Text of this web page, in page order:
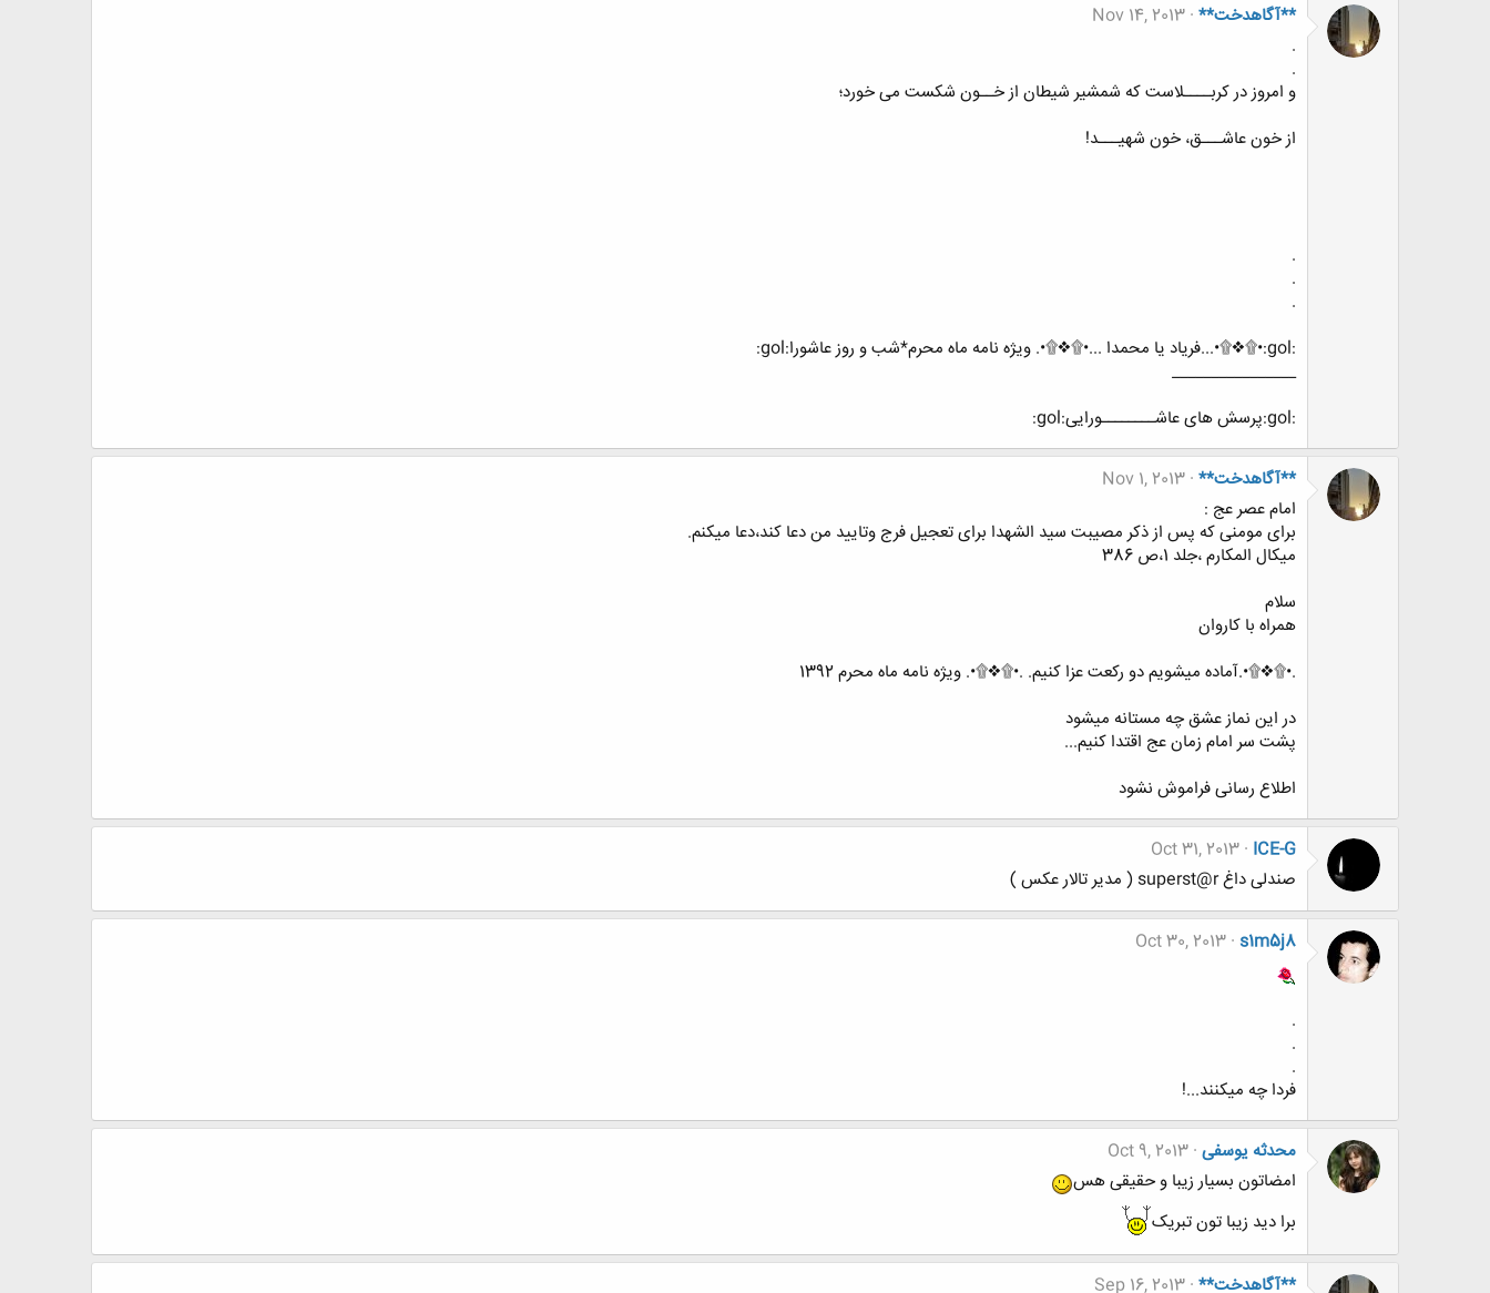
**آگاهدخت** Nov 14, 2013
.
.
و امروز در کربــــلاست که شمشیر شیطان از خــون شکست می خورد؛
از خون عاشـــق، خون شهیـــد!
.
.
.
:gol:•۩❖۩•...فریاد یا محمدا ...•۩❖۩•. ویژه نامه ماه محرم*شب و روز عاشورا:gol:
________________
:gol:پرسش های عاشــــــــورایی:gol:
**آگاهدخت** Nov 1, 2013
امام عصر عج :
برای مومنی که پس از ذکر مصیبت سید الشهدا برای تعجیل فرج وتایید من دعا کند،دعا میکنم.
میکال المکارم ،جلد 1،ص 386
سلام
همراه با کاروان
.•۩❖۩•.آماده میشویم دو رکعت عزا کنیم. .•۩❖۩•. ویژه نامه ماه محرم 1392
در این نماز عشق چه مستانه میشود
پشت سر امام زمان عج اقتدا کنیم...
اطلاع رسانی فراموش نشود
ICE-G
Oct 31, 2013
صندلی داغ superst@r ( مدیر تالار عکس )
s1m5j8
Oct 30, 2013
.
.
.
فردا چه میکنند...!
محدثه یوسفی Oct 9, 2013
امضاتون بسیار زیبا و حقیقی هس
برا دید زیبا تون تبریک
**آگاهدخت** Sep 16, 2013